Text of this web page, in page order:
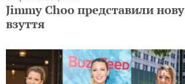
модне взуття 2016 жіноча
модне взуття 2016 жіноча фото
модне взуття 2016 2017
модне взуття осінь 2016 фото
модне взуття осінь 2016 2017